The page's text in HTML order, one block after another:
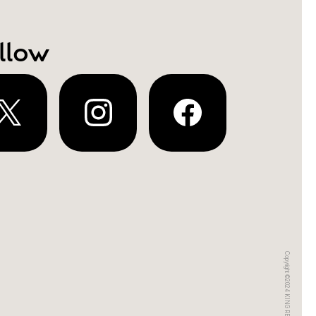
Copyright ©2024 KING RECORDS